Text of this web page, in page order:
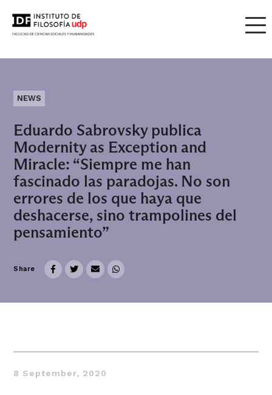
NEWS
Eduardo Sabrovsky publica
Modernity as Exception and
Miracle: “Siempre me han
fascinado las paradojas. No son
errores de los que haya que
deshacerse, sino trampolines del
pensamiento”
Share
8 September, 2020